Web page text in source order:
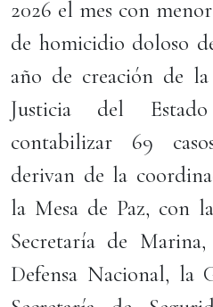
2026 el mes con
de homicidio doloso
año de creación de
Justicia del
contabilizar 69
derivan de la
la Mesa de Paz, con
Secretaría de
Defensa Nacional, la